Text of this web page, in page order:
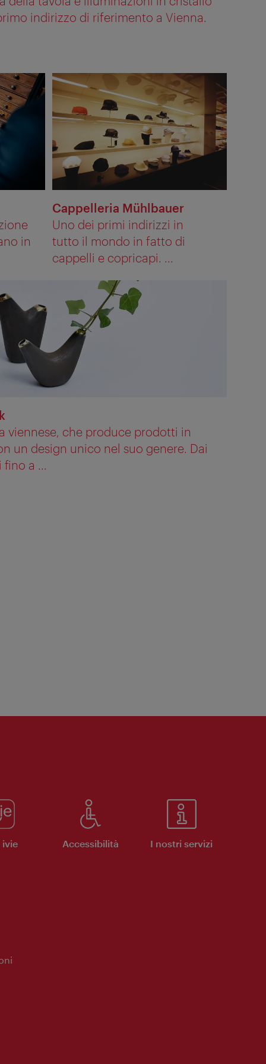
indirizzo di riferimento a Vienna.
in
Cappelleria Mühlbauer
Uno dei primi indirizzi in
tutto il mondo in fatto di
cappelli e copricapi. ...
viennese, che produce prodotti in
un design unico nel suo genere. Dai
a ...
ivie Accessibilità I nostri servizi